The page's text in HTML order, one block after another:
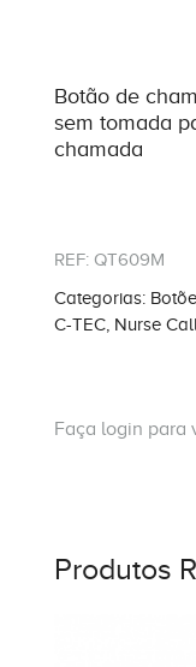
Botão de
sem tomada
chamada
REF: QT609M
Categorias:
C-TEC, Nurse Call
Faça login para
Produtos